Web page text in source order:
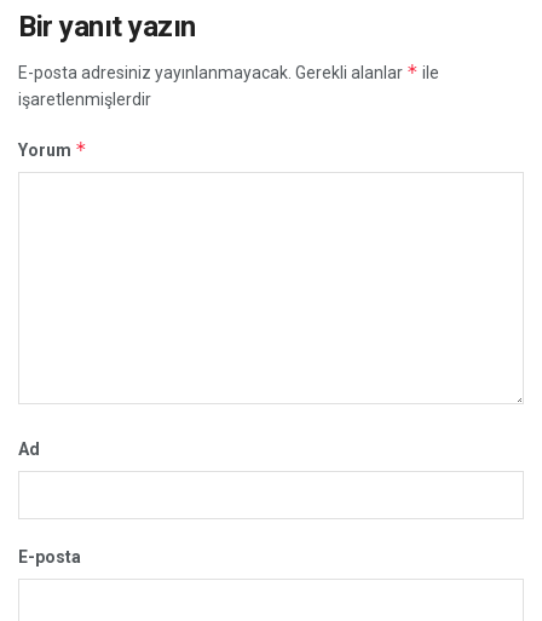
Bir yanıt yazın
E-posta adresiniz yayınlanmayacak. Gerekli alanlar * ile
işaretlenmişlerdir
Yorum *
Ad
E-posta